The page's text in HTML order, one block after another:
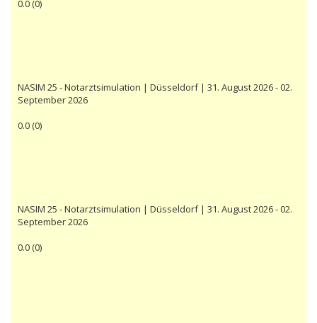
0.0(0)
NASIM 25 - Notarztsimulation | Düsseldorf | 31. August 2026 - 02.
September 2026
0.0(0)
NASIM 25 - Notarztsimulation | Düsseldorf | 31. August 2026 - 02.
September 2026
0.0(0)